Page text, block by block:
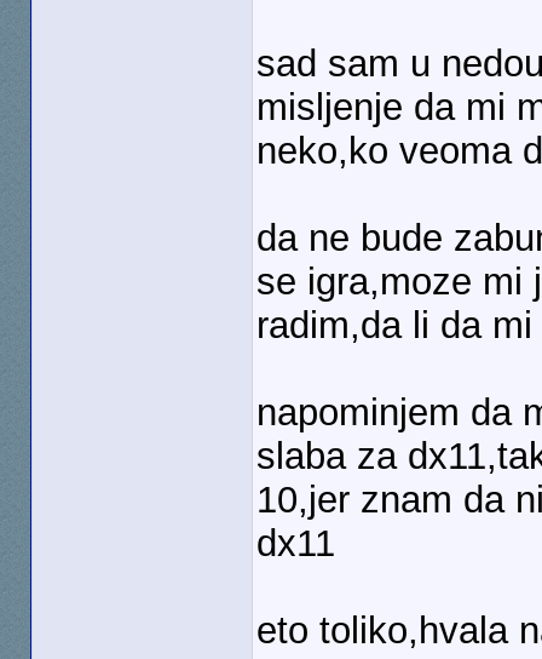
sad sam u
misljenje da mi
neko,ko veoma
da ne bude
se igra,moze mi
radim,da li da
napominjem da
slaba za
10,jer znam da
dx11
eto toliko,hvala